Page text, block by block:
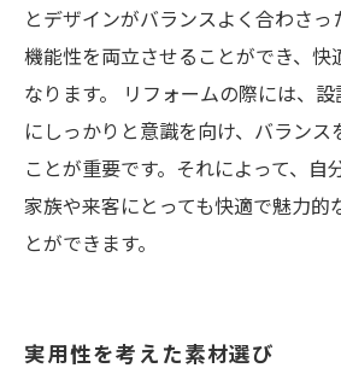
とデザインがバランスよく合わさっ
機能性を両立させることができ、快
なります。 リフォームの際には、
にしっかりと意識を向け、バランス
ことが重要です。それによって、自
家族や来客にとっても快適で魅力的
とができます。
実用性を考えた素材選び